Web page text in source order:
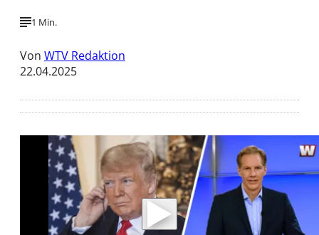
1 Min.
Von WTV Redaktion
22.04.2025
Mit der Wiedergabe dieses Videos werden
Daten an Youtube übertragen.
Hinweise dazu erhalten Sie in der Datenschutzerklärung